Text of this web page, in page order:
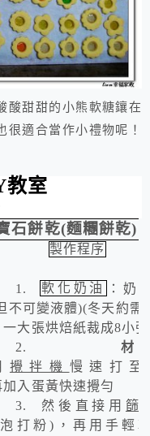
酸甜甜的小熊軟糖鑲在
很適合當作小禮物呢！
教室
石餅乾(麵糰餅乾)
製作程序
1. 軟化奶油
：奶
不可變液體)(冬天約需
一大張烘焙紙裁成8小
2.
攪拌機 慢速打
加入蛋黃快速攪勻
3.
然後直接用 篩
泡打粉 ) ，再用手輕